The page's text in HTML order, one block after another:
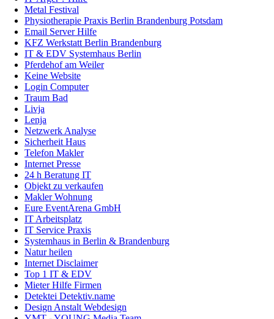
Metal Festival
Physiotherapie Praxis Berlin Brandenburg Potsdam
Email Server Hilfe
KFZ Werkstatt Berlin Brandenburg
IT & EDV Systemhaus Berlin
Pferdehof am Weiler
Keine Website
Login Computer
Traum Bad
Livja
Lenja
Netzwerk Analyse
Sicherheit Haus
Telefon Makler
Internet Presse
24 h Beratung IT
Objekt zu verkaufen
Makler Wohnung
Eure EventArena GmbH
IT Arbeitsplatz
IT Service Praxis
Systemhaus in Berlin & Brandenburg
Natur heilen
Internet Disclaimer
Top 1 IT & EDV
Mieter Hilfe Firmen
Detektei Detektiv.name
Design Anstalt Webdesign